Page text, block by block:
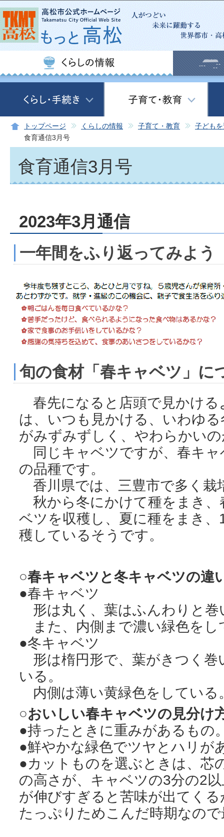
この
トップページ くらしの情報 子育て・教育
子ども
食育通信3月号
食育通信3月号
2023年3月通信
一年間をふり返ってみよう
旬の食材「春キャベツ」に
春先になると店頭で見かける
は、いつも見かける、いわゆ
がみずみずしく、やわらかい
同じキャベツですが、春キ
の品種です。
香川県では、三豊市で多く栽
秋から冬にかけて種をまき、
ベツを収穫し、夏に種をまき
穫しているそうです。
○春キャベツと冬キャベツの違
●春キャベツ
形は丸く、葉はふんわりと巻
また、内側まで濃い緑色をし
●冬キャベツ
形は楕円形で、葉がきつく巻
いる。
内側は薄い黄緑色をしている
○おいしい春キャベツの見分け
●持ったときに重みがあるもの
●鮮やかな緑色でツヤとハリが
●カットものを選ぶときは、芯
の高さが、キャベツの3分の2
が伸びすぎると苦味が出てく
たっぷりためこんだ時期なの